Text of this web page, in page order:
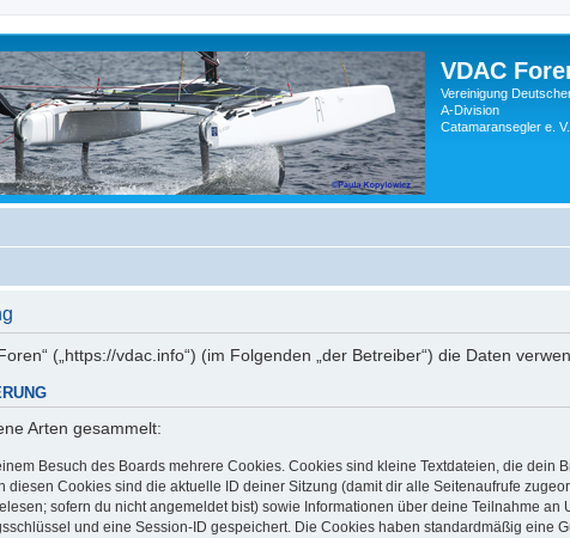
VDAC
Vereinigung
A-Division
Catamaransegler e. V.
(„https://vdac.info“) (im Folgenden „der Betreiber“) die Daten
Arten gesammelt:
Besuch des Boards mehrere Cookies. Cookies sind kleine Textdateien, die
diesen Cookies sind die aktuelle ID deiner Sitzung (damit dir alle Seitenaufrufe
sofern du nicht angemeldet bist) sowie Informationen über deine Teilnahme
und eine Session-ID gespeichert. Die Cookies haben standardmäßig eine